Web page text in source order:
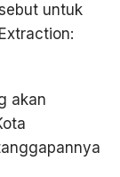
untuk
akan